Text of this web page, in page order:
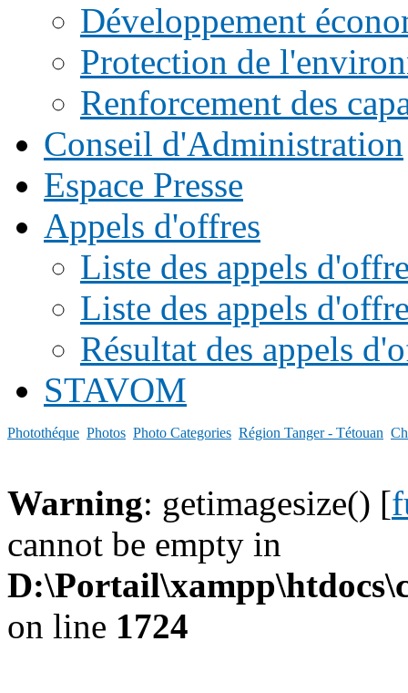
Développement
Protection de
Renforcement des
Conseil d'Administration
Espace Presse
Appels d'offres
Liste des appels
Liste des appels
Résultat des appels
STAVOM
Photothéque Photos Photo Categories Région Tanger - Tétouan
Warning: getimagesize() [
cannot be empty in
on line 1724